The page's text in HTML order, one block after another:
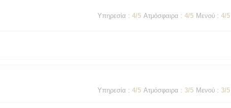
Υπηρεσία : 4/5 Ατμόσφαιρα : 4/5 Μενού : 4/5
Υπηρεσία : 4/5 Ατμόσφαιρα : 3/5 Μενού : 3/5